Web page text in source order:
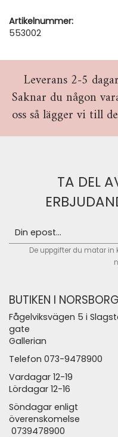
Artikelnummer:
553002
Leverans 2-5 dagar
Saknar du någon
oss så lägger vi till
TA DEL
De uppgifter du matar
BUTIKEN I NORSBORG
Fågelviksvägen 5 i
gate
Gallerian
Telefon 073-9478900
Vardagar 12-19
Lördagar 12-16
Söndagar enligt
överenskomelse
0739478900